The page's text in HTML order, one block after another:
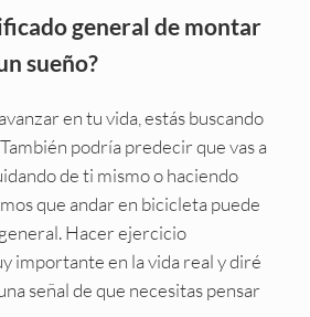
general de montar
sueño?
en tu vida, estás buscando
podría predecir que vas a
de ti mismo o haciendo
que andar en bicicleta puede
Hacer ejercicio
importante en la vida real y diré
señal de que necesitas pensar